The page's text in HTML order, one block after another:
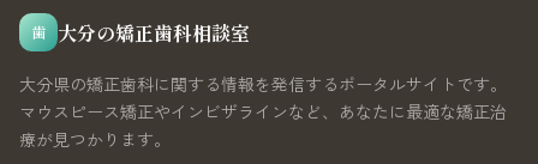
歯 大分の矯正歯科相談室
大分県の矯正歯科に関する情報を発信するポータルサイトです。
マウスピース矯正やインビザラインなど、あなたに最適な矯正治
療が見つかります。